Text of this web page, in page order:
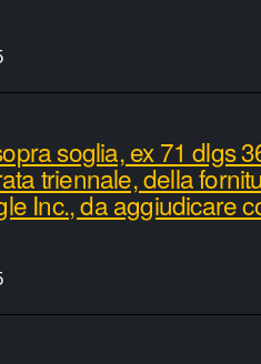
soglia, ex 71 dlgs
triennale, della
Inc., da aggiudicare